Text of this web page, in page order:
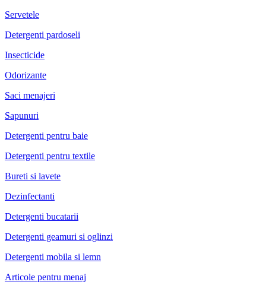
Servetele
Detergenti pardoseli
Insecticide
Odorizante
Saci menajeri
Sapunuri
Detergenti pentru baie
Detergenti pentru textile
Bureti si lavete
Dezinfectanti
Detergenti bucatarii
Detergenti geamuri si oglinzi
Detergenti mobila si lemn
Articole pentru menaj